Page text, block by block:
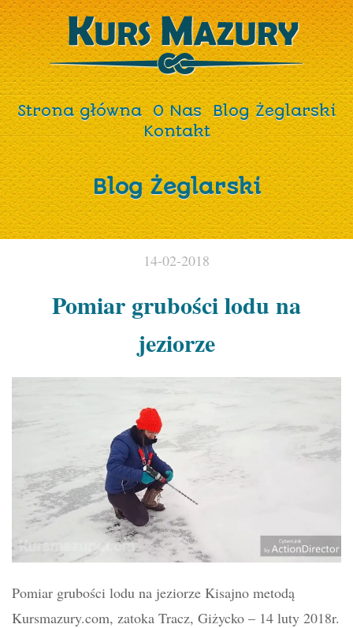
Strona główna O Nas
Blog Żeglarski
Kontakt
Blog Żeglarski
14-02-2018
Pomiar grubości lodu na
jeziorze
Pomiar grubości lodu na jeziorze Kisajno metodą
Kursmazury.com, zatoka Tracz, Giżycko – 14 luty 2018r.